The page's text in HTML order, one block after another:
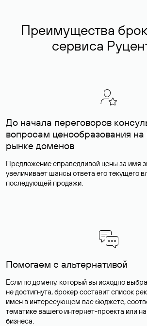
Преимущества
сервиса
До начала переговоров
вопросам ценообразования
рынке доменов
Предложение справедливой цены за имя
увеличивает шансы ответа его текущего
последующей продажи.
Помогаем с альтернативой
Если по домену, который вы исходно
не достигнута, брокер составит список
имен в интересующем вас бюджете,
тематике вашего интернет-проекта или
бизнеса.